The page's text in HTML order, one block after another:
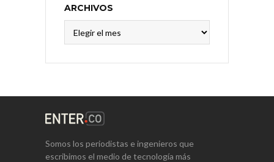
ARCHIVOS
Somos los periodistas e ingenieros que
escribimos el medio de tecnología más